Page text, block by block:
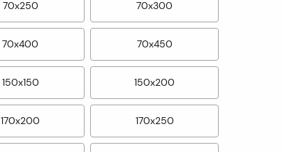
70x250 70x300
70x400 70x450
150x150 150x200
170x200 170x250